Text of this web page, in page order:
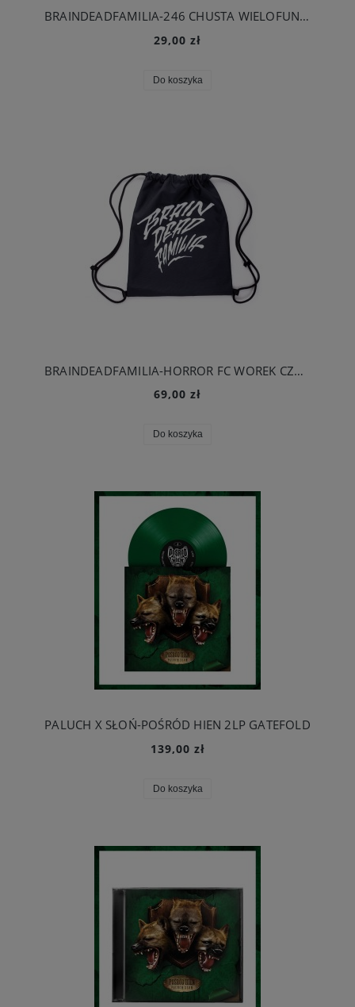
BRAINDEADFAMILIA-246 CHUSTA WIELOFUNCYJNA
29,00 zł
Do koszyka
BRAINDEADFAMILIA-HORROR FC WOREK CZARNY
69,00 zł
Do koszyka
PALUCH X SŁOŃ-POŚRÓD HIEN 2LP GATEFOLD
139,00 zł
Do koszyka